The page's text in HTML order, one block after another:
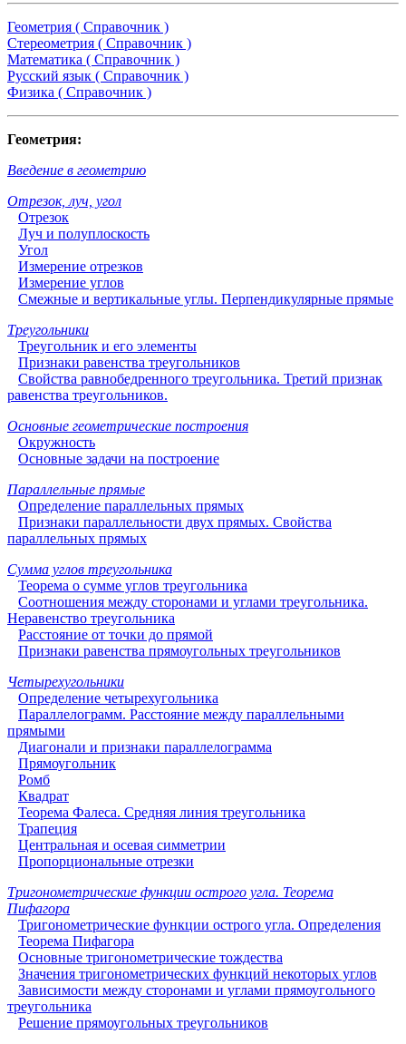
Геометрия ( Справочник )
Стереометрия ( Справочник )
Математика ( Справочник )
Русский язык ( Справочник )
Физика ( Справочник )
Геометрия:
Введение в геометрию
Отрезок, луч, угол
Отрезок
Луч и полуплоскость
Угол
Измерение отрезков
Измерение углов
Смежные и вертикальные углы. Перпендикулярные прямые
Треугольники
Треугольник и его элементы
Признаки равенства треугольников
Свойства равнобедренного треугольника. Третий признак
равенства треугольников.
Основные геометрические построения
Окружность
Основные задачи на построение
Параллельные прямые
Определение параллельных прямых
Признаки параллельности двух прямых. Свойства
параллельных прямых
Сумма углов треугольника
Теорема о сумме углов треугольника
Соотношения между сторонами и углами треугольника.
Неравенство треугольника
Расстояние от точки до прямой
Признаки равенства прямоугольных треугольников
Четырехугольники
Определение четырехугольника
Параллелограмм. Расстояние между параллельными
прямыми
Диагонали и признаки параллелограмма
Прямоугольник
Ромб
Квадрат
Теорема Фалеса. Средняя линия треугольника
Трапеция
Центральная и осевая симметрии
Пропорциональные отрезки
Тригонометрические функции острого угла. Теорема
Пифагора
Тригонометрические функции острого угла. Определения
Теорема Пифагора
Основные тригонометрические тождества
Значения тригонометрических функций некоторых углов
Зависимости между сторонами и углами прямоугольного
треугольника
Решение прямоугольных треугольников